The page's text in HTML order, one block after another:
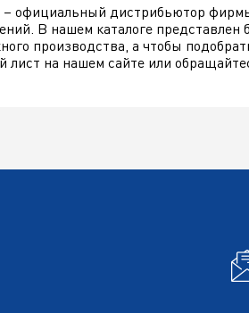
официальный дистрибьютор
В нашем каталоге
производства, а чтобы
лист на нашем сайте или